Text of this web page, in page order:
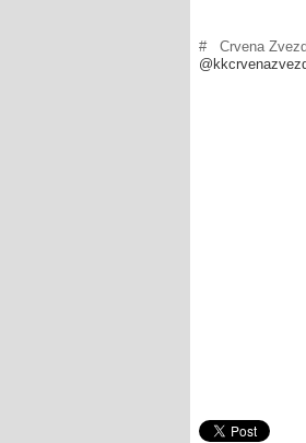
# Crvena